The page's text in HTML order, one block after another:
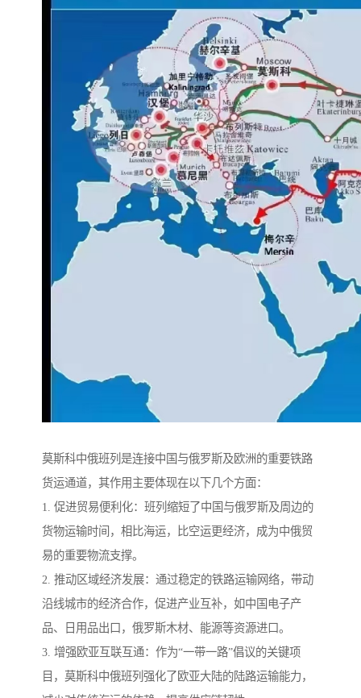
莫斯科中俄班列是连接中国与俄罗斯及欧洲的重要铁路
货运通道，其作用主要体现在以下几个方面：
1. 促进贸易便利化：班列缩短了中国与俄罗斯及周边的
货物运输时间，相比海运，比空运更经济，成为中俄贸
易的重要物流支撑。
2. 推动区域经济发展：通过稳定的铁路运输网络，带动
沿线城市的经济合作，促进产业互补，如中国电子产
品、日用品出口，俄罗斯木材、能源等资源进口。
3. 增强欧亚互联互通：作为“一带一路”倡议的关键项
目，莫斯科中俄班列强化了欧亚大陆的陆路运输能力，